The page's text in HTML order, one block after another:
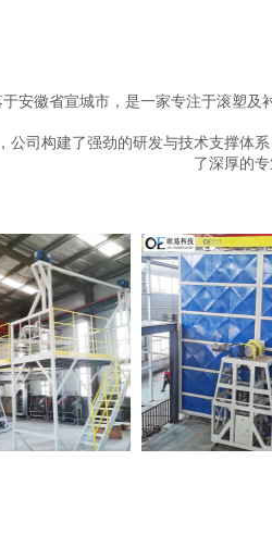
于安徽省宣城市，是一家专注于滚塑及
公司构建了强劲的研发与技术支撑
了深厚的